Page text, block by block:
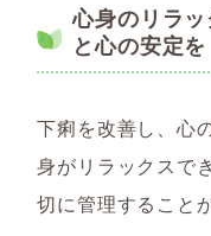
心身のリラ
と心の安定を
下痢を改善し、心
身がリラックスで
切に管理すること